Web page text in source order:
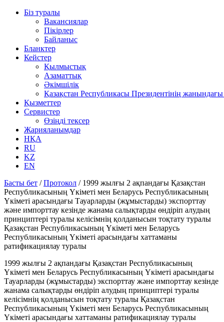
Біз туралы
Вакансиялар
Пікірлер
Байланыс
Бланктер
Кейстер
Қылмыстық
Азаматтық
Әкімшілік
Қазақстан Республикасы Президентінің
Қызметтер
Сервистер
Өзіңді тексер
Жарияланымдар
НҚА
RU
KZ
EN
Басты бет /Протокол / 1999 жылғы 2 ақпандағы Қазақстан
Республикасының Үкіметі мен Беларусь Республикасының
Үкіметі арасындағы Тауарларды (жұмыстарды) экспорттау
және импорттау кезінде жанама салықтарды өндіріп алудың
принциптері туралы келісімнің қолданысын тоқтату туралы
Қазақстан Республикасының Үкіметі мен Беларусь
Республикасының Үкіметі арасындағы хаттаманы
ратификациялау туралы
1999 жылғы 2 ақпандағы Қазақстан Республикасының
Үкіметі мен Беларусь Республикасының Үкіметі арасындағы
Тауарларды (жұмыстарды) экспорттау және импорттау кезінде
жанама салықтарды өндіріп алудың принциптері туралы
келісімнің қолданысын тоқтату туралы Қазақстан
Республикасының Үкіметі мен Беларусь Республикасының
Үкіметі арасындағы хаттаманы ратификациялау туралы